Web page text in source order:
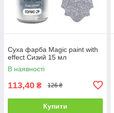
Суха фарба Magic paint with
effect Сизий 15 мл
В наявності
113,40 ₴ 126 ₴
Купити